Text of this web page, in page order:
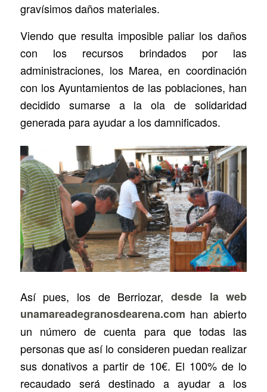
gravísimos daños materiales.
Viendo que resulta imposible paliar los daños
con los recursos brindados por las
administraciones, los Marea, en coordinación
con los Ayuntamientos de las poblaciones, han
decidido sumarse a la ola de solidaridad
generada para ayudar a los damnificados.
Así pues, los de Berriozar,desde la web
unamareadegranosdearena.com han abierto
un número de cuenta para que todas las
personas que así lo consideren puedan realizar
sus donativos a partir de 10€. El 100% de lo
recaudado será destinado a ayudar a los